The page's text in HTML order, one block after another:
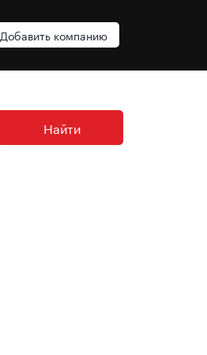
Добавить компанию
Найти